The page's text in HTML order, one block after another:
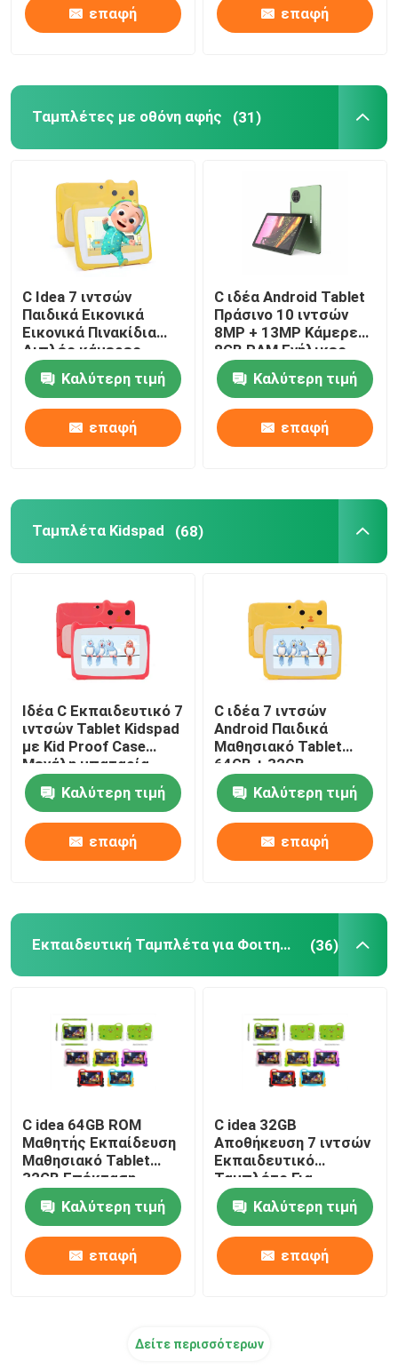
επαφή επαφή
Ταμπλέτες με οθόνη αφής (31)
C Idea 7 ιντσών
Παιδικά Εικονικά
Εικονικά Πινακίδια
Διπλές κάμερες
Εικονική οθόνη
υψηλής ευκρίνειας
2+32G Κίτρινο
Καλύτερη τιμή
επαφή
C ιδέα Android Tablet
Πράσινο 10 ιντσών
8MP + 13MP Κάμερες
8GB RAM Ενήλικες
Πίνακα παιχνιδιών
CM7800Καλύτερη τιμή
επαφή
Ταμπλέτα Kidspad (68)
Ιδέα C Εκπαιδευτικό 7
ιντσών Tablet Kidspad
με Kid Proof Case
Μεγάλη μπαταρία
5000mAh IWAWA
Προεγκατεστημένη
CM80Red
Καλύτερη τιμή
επαφή
C ιδέα 7 ιντσών
Android Παιδικά
Μαθησιακό Tablet
64GB + 32GB
Επεκτάσιμη
αποθήκευση HD Διπλή
κάμερα 2MP + 2MP
CM80 Κίτρινο
Καλύτερη τιμή
επαφή
Εκπαιδευτική Ταμπλέτα για Φοιτητές (36)
C idea 64GB ROM
Μαθητής Εκπαίδευση
Μαθησιακό Tablet
32GB Επέκταση
5000mAh CM78 Μπλε
Καλύτερη τιμή
επαφή
C idea 32GB
Αποθήκευση 7 ιντσών
Εκπαιδευτικό
Ταμπλέτο Για
Φοιτητές Αδιάβροχη
Κουτί Γονική
Ελέγχουσα CM78-Ροζ
Καλύτερη τιμή
επαφή
Δείτε περισσότερων